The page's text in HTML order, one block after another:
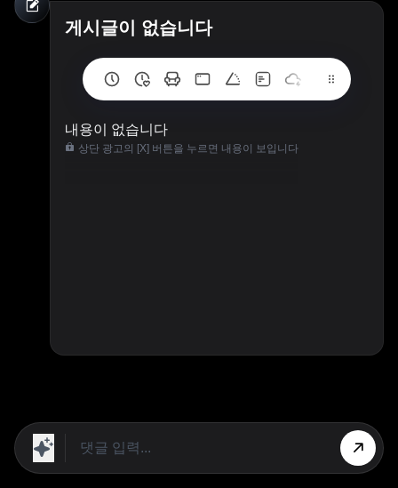
게시글이 없습니다
내용이 없습니다
상단 광고의 [X] 버튼을 누르면 내용이 보입니다